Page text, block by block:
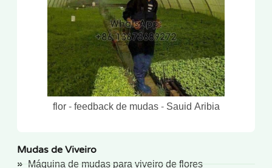
flor - feedback de mudas - Sauid Aribia
Mudas de Viveiro
Máquina de mudas para viveiro de flores